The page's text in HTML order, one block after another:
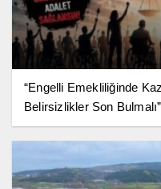
“Engelli Emekliliğinde
Belirsizlikler Son Bulmalı”